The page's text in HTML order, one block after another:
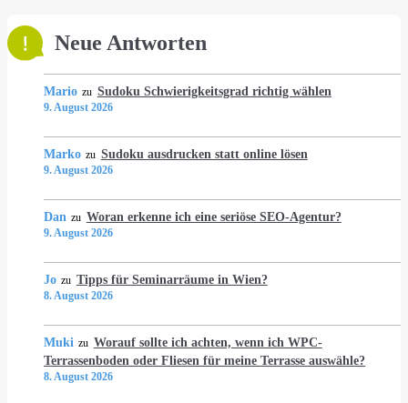
Neue Antworten
Mario zu Sudoku Schwierigkeitsgrad richtig wählen
9. August 2026
Marko zu Sudoku ausdrucken statt online lösen
9. August 2026
Dan zu Woran erkenne ich eine seriöse SEO-Agentur?
9. August 2026
Jo zu Tipps für Seminarräume in Wien?
8. August 2026
Muki zu Worauf sollte ich achten, wenn ich WPC-
Terrassenboden oder Fliesen für meine Terrasse auswähle?
8. August 2026